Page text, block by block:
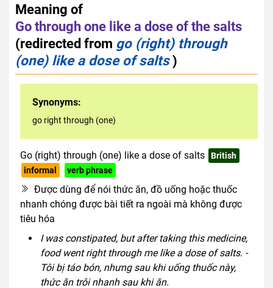
Meaning of
Go through one like a dose of the salts
(redirected from go (right) through
(one) like a dose of salts)
Synonyms:
go right through (one)
Go (right) through (one) like a dose of salts
British
informal
verb phrase
Được dùng để nói thức ăn, đồ uống hoặc thuốc
nhanh chóng được bài tiết ra ngoài mà không được
tiêu hóa
I was constipated, but after taking this medicine,
food went right through me like a dose of salts. -
Tôi bị táo bón, nhưng sau khi uống thuốc này,
thức ăn trôi nhanh sau khi ăn.